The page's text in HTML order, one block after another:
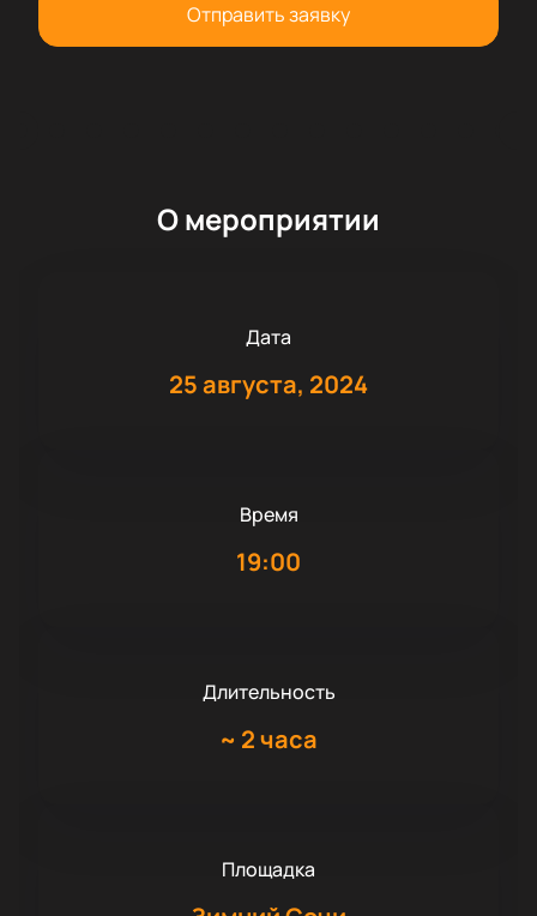
Отправить заявку
О мероприятии
Дата
25 августа, 2024
Время
19:00
Длительность
~ 2 часа
Площадка